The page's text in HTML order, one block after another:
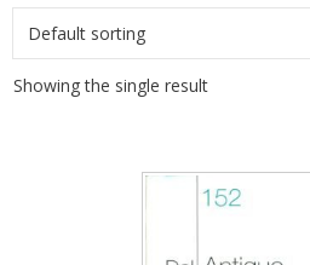
Showing the single result